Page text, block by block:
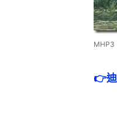
MHP3
👉